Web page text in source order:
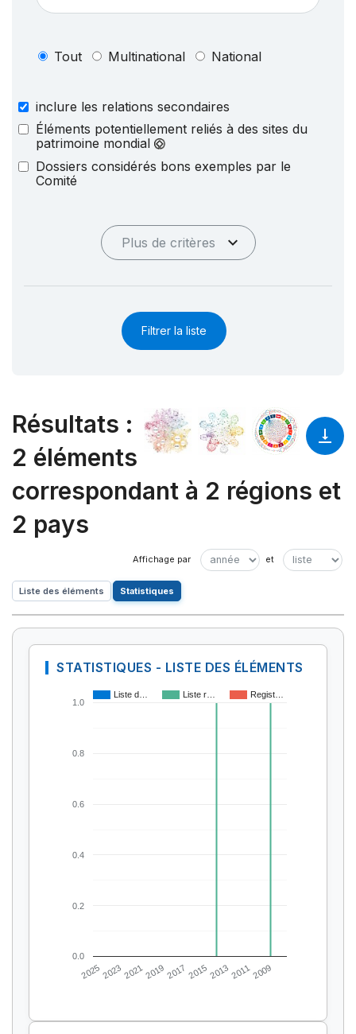
Tout Multinational National
inclure les relations secondaires
Éléments potentiellement reliés à des sites du
patrimoine mondial
Dossiers considérés bons exemples par le
Comité
Plus de critères
Filtrer la liste
Résultats :
2 éléments
correspondant à 2 régions et
2 pays
Liste des éléments Statistiques
STATISTIQUES - LISTE DES ÉLÉMENTS
Liste d… Liste r… Regist…
20252023202120192017 2015201320112009
0.0
0.2
0.4
0.6
0.8
1.0